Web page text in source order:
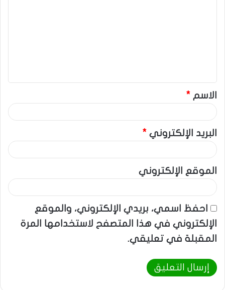
ق
*الاسم *
البريد الإلكتروني *
الموقع الإلكتروني
احفظ اسمي، بريدي الإلكتروني، والموقع
الإلكتروني في هذا المتصفح لاستخدامها المرة
المقبلة في تعليقي.